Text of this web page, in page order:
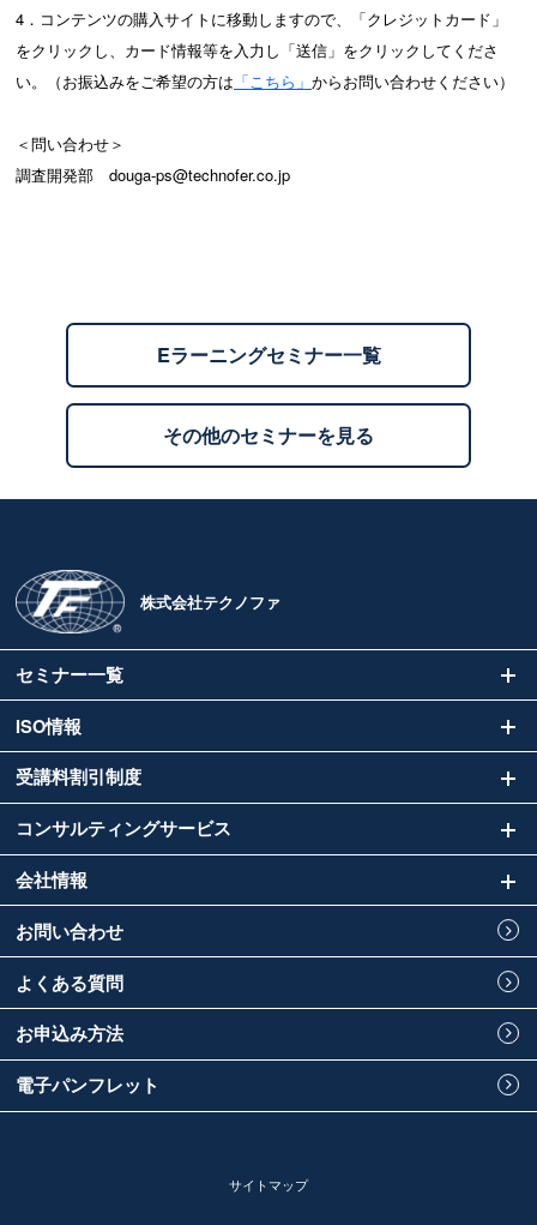
4．コンテンツの購入サイトに移動しますので、「クレジットカード」
をクリックし、カード情報等を入力し「送信」をクリックしてくださ
い。（お振込みをご希望の方は 「こちら」 からお問い合わせください）
＜問い合わせ＞
調査開発部 douga-ps@technofer.co.jp
Eラーニングセミナー一覧
その他のセミナーを見る
株式会社テクノファ
セミナー一覧
ISO情報
受講料割引制度
コンサルティングサービス
会社情報
お問い合わせ
よくある質問
お申込み方法
電子パンフレット
サイトマップ